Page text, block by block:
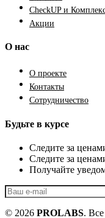
CheckUP и
Акции
О нас
О проекте
Контакты
Сотрудничество
Будьте в курсе
Следите за
Следите за
Получайте
© 2026 PROLABS.